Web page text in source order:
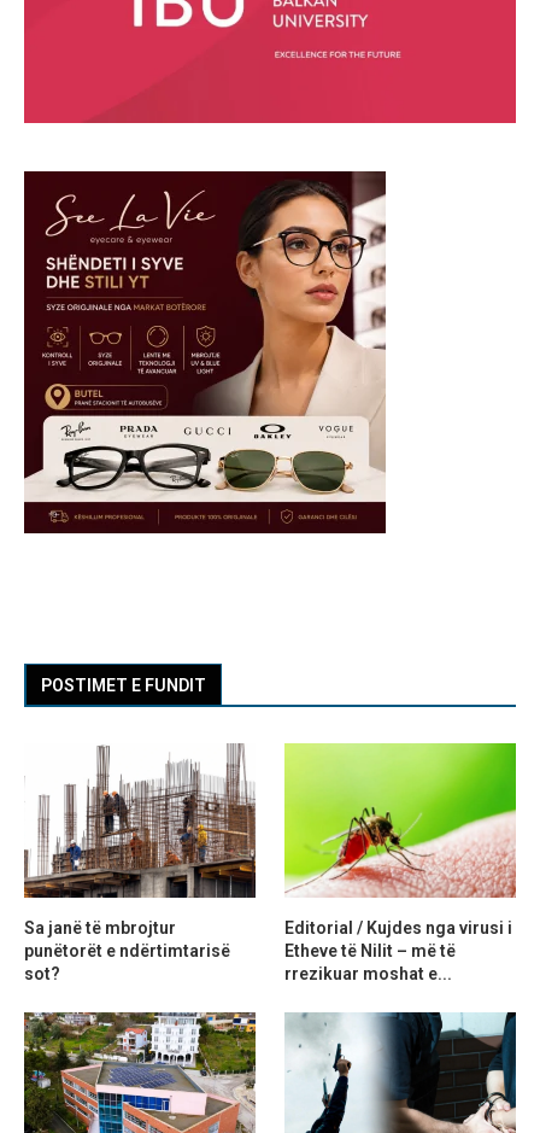
POSTIMET E FUNDIT
Sa janë të mbrojtur
punëtorët e ndërtimtarisë
sot?
Editorial / Kujdes nga virusi i
Etheve të Nilit – më të
rrezikuar moshat e...